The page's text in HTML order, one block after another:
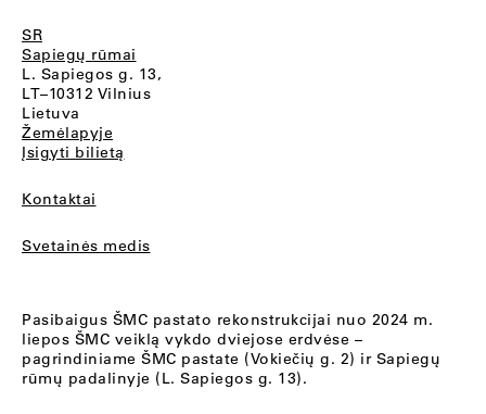
SR
Sapiegų rūmai
L. Sapiegos g. 13,
LT–10312 Vilnius
Lietuva
Žemėlapyje
Įsigyti bilietą
Kontaktai
Svetainės medis
Pasibaigus ŠMC pastato rekonstrukcijai nuo 2024 m.
liepos ŠMC veiklą vykdo dviejose erdvėse –
pagrindiniame ŠMC pastate (Vokiečių g. 2) ir Sapiegų
rūmų padalinyje (L. Sapiegos g. 13).